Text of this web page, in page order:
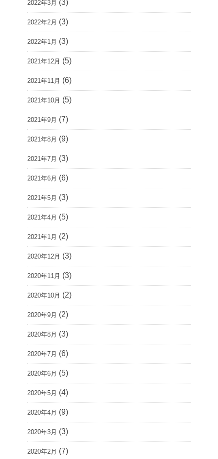
2022年3月 (3)
2022年2月 (3)
2022年1月 (3)
2021年12月 (5)
2021年11月 (6)
2021年10月 (5)
2021年9月 (7)
2021年8月 (9)
2021年7月 (3)
2021年6月 (6)
2021年5月 (3)
2021年4月 (5)
2021年1月 (2)
2020年12月 (3)
2020年11月 (3)
2020年10月 (2)
2020年9月 (2)
2020年8月 (3)
2020年7月 (6)
2020年6月 (5)
2020年5月 (4)
2020年4月 (9)
2020年3月 (3)
2020年2月 (7)